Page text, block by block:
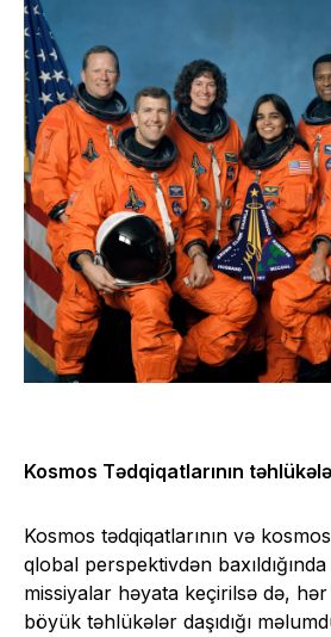
Kosmos Tədqiqatlarının
Kosmos tədqiqatlarının və
qlobal perspektivdən
missiyalar həyata keçirilsə də,
böyük təhlükələr daşıdığı